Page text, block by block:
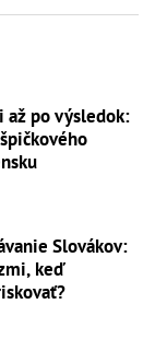
až po výsledok:
Slovákov:
keď